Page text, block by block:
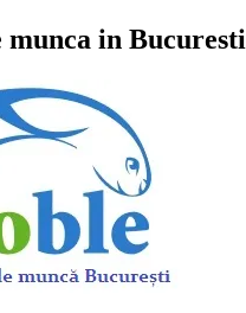
in Bucuresti